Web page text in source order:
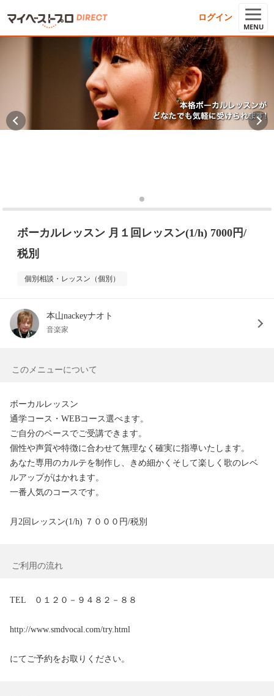
ログイン
MENU
ボーカルレッスン 月１回レッスン(1/h) 7000円/
税別
個別相談・レッスン（個別）
本山nackeyナオト
音楽家
このメニューについて
ボーカルレッスン
通学コース・WEBコース選べます。
ご自分のペースでご受講できます。
個性や声質や特徴に合わせて無理なく確実に指導いたします。
あなた専用のカルテを制作し、きめ細かくそして楽しく歌のレベ
ルアップがはかれます。
一番人気のコースです。
月2回レッスン(1/h) ７０００円/税別
ご利用の流れ
TEL　０１２０－９４８２－８８
http://www.smdvocal.com/try.html
にてご予約をお取りください。